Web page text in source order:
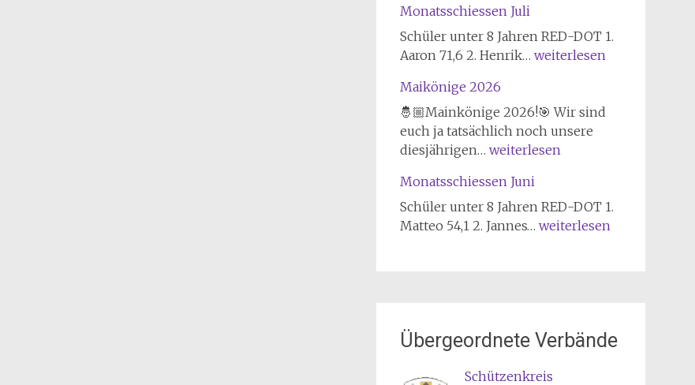
von
1847
erfolgreich
im
Sportschießen
2026
Monatsschiessen Juli
Schüler unter 8 Jahren RED-DOT 1.
Aaron 71,6 2. Henrik… Monatsschiessen
weiterlesen
Maikönige 2026
🤴🏼Mainkönige 2026!🎯 Wir sind
euch ja tatsächlich noch unsere
diesjährigen… Maikönige
weiterlesen
Monatsschiessen Juni
Schüler unter 8 Jahren RED-DOT 1.
Matteo 54,1 2. Jannes… Monatsschiessen
weiterlesen
Übergeordnete Verbände
Schützenkreis